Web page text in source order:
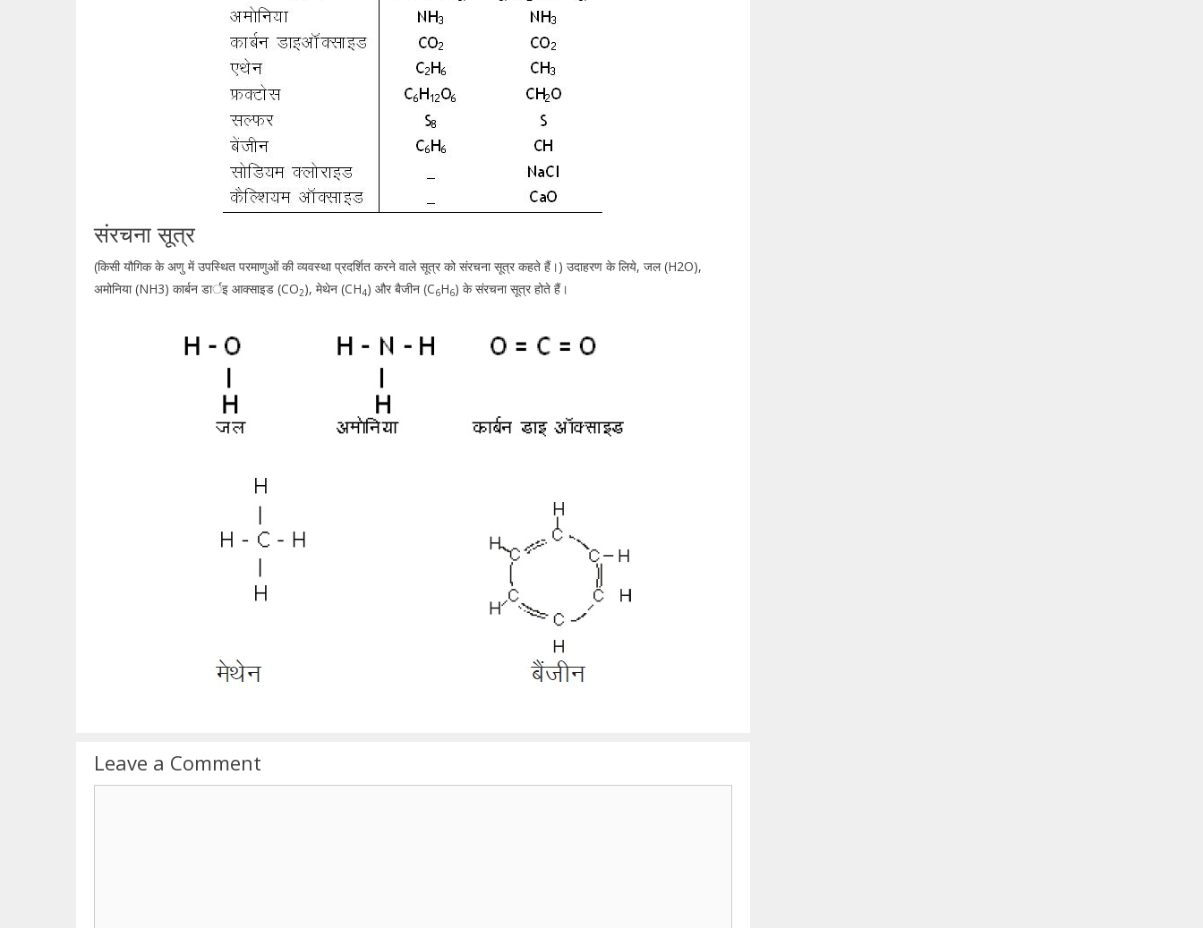
संरचना सूत्र
(किसी यौगिक के अणु में उपस्थित परमाणुओं की व्यवस्था प्रदर्शित करने वाले सूत्र को संरचना सूत्र कहते हैं।) उदाहरण के लिये, जल (H2O),
अमोनिया (NH3) कार्बन डार्इ आक्साइड (CO2), मेथेन (CH4) और बैजीन (C6H6) के संरचना सूत्र होते हैं।
Leave a Comment